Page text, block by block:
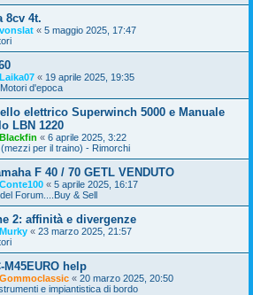
8cv 4t.
vonslat « 5 maggio 2025, 17:47
Laika07 « 19 aprile 2025, 19:35
d'epoca
elettrico Superwinch 5000 e Manuale
LBN 1220
Blackfin « 6 aprile 2025, 3:22
per il traino) - Rimorchi
F 40 / 70 GETL VENDUTO
Conte100 « 5 aprile 2025, 16:17
Forum....Buy & Sell
2: affinità e divergenze
Murky « 23 marzo 2025, 21:57
help
Gommoclassic « 20 marzo 2025, 20:50
e impiantistica di bordo